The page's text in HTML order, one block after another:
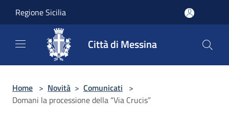
Regione Sicilia
Città di Messina
Home > Novità > Comunicati >
Domani la processione della “Via Crucis”